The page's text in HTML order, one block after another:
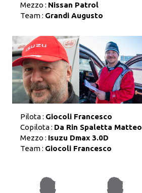
Mezzo : Nissan Patrol
Team : Grandi Augusto
Pilota : Giocoli Francesco
Copilota : Da Rin Spaletta Matteo
Mezzo : Isuzu Dmax 3.0D
Team : Giocoli Francesco